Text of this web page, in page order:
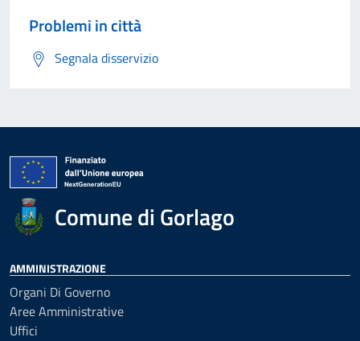
Problemi in città
Segnala disservizio
Comune di Gorlago
AMMINISTRAZIONE
Organi Di Governo
Aree Amministrative
Uffici